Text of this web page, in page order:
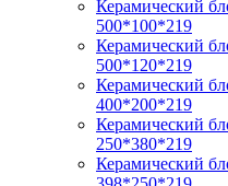
Керамический
500*100*219
Керамический
500*120*219
Керамический
400*200*219
Керамический
250*380*219
Керамический